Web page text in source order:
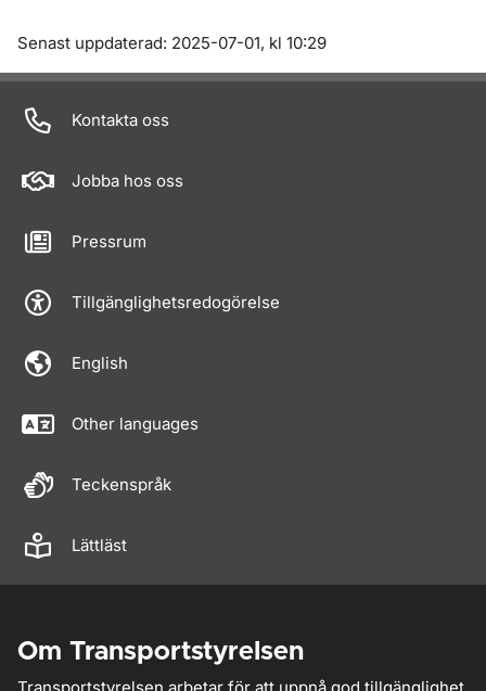
Om sidan
Senast uppdaterad: 2025-07-01, kl 10:29
Kontakta oss
Jobba hos oss
Pressrum
Tillgänglighetsredogörelse
English
Other languages
Teckenspråk
Lättläst
Om Transportstyrelsen